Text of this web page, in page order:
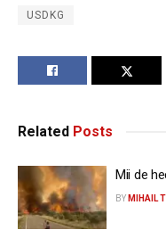
USDKG
Related Posts
Mii de
BY MIHAIL